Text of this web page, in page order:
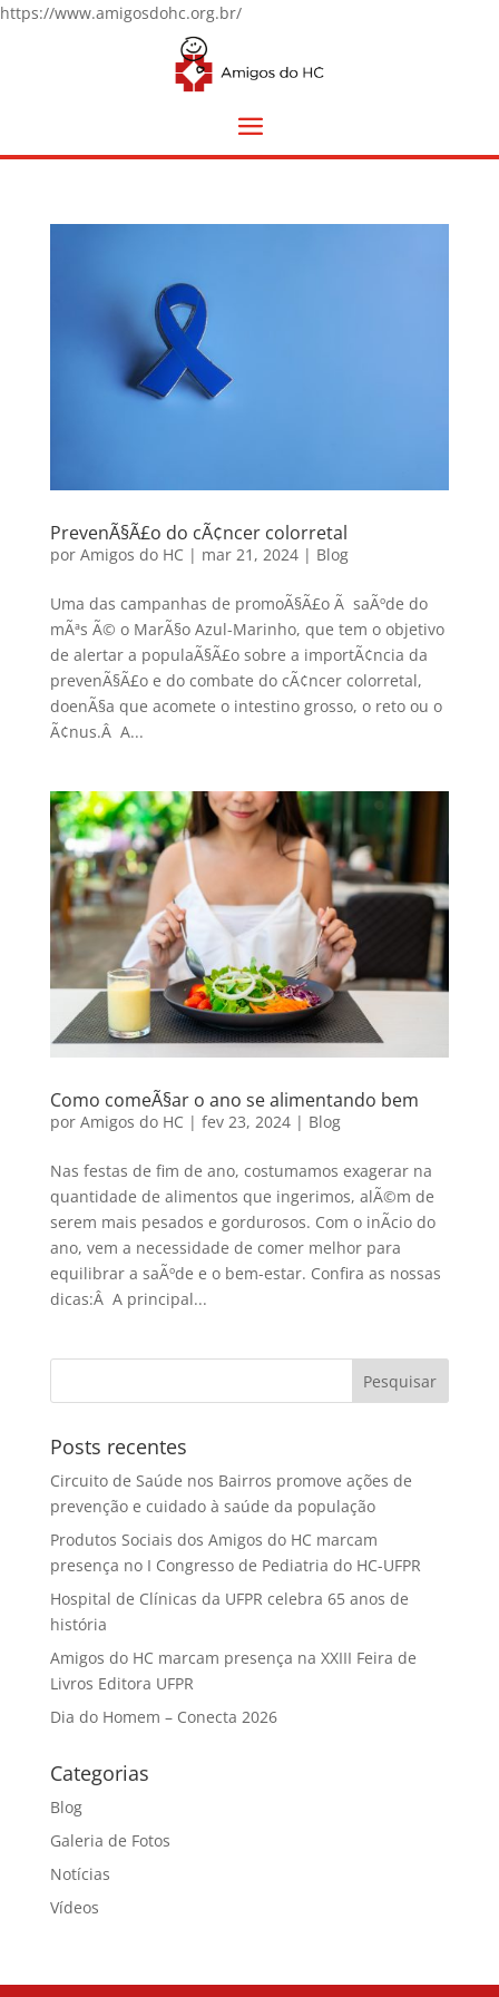
https://www.amigosdohc.org.br/
PrevenÃ§Ã£o do cÃ¢ncer colorretal
por Amigos do HC | mar 21, 2024| Blog
Uma das campanhas de promoÃ§Ã£o Ã saÃºde do
mÃªs Ã© o MarÃ§o Azul-Marinho, que tem o objetivo
de alertar a populaÃ§Ã£o sobre a importÃ¢ncia da
prevenÃ§Ã£o e do combate do cÃ¢ncer colorretal,
doenÃ§a que acomete o intestino grosso, o reto ou o
Ã¢nus.Â A...
Como comeÃ§ar o ano se alimentando bem
por Amigos do HC | fev 23, 2024| Blog
Nas festas de fim de ano, costumamos exagerar na
quantidade de alimentos que ingerimos, alÃ©m de
serem mais pesados e gordurosos. Com o inÃ­cio do
ano, vem a necessidade de comer melhor para
equilibrar a saÃºde e o bem-estar. Confira as nossas
dicas:Â A principal...
Posts recentes
Circuito de Saúde nos Bairros promove ações de
prevenção e cuidado à saúde da população
Produtos Sociais dos Amigos do HC marcam
presença no I Congresso de Pediatria do HC-UFPR
Hospital de Clínicas da UFPR celebra 65 anos de
história
Amigos do HC marcam presença na XXIII Feira de
Livros Editora UFPR
Dia do Homem – Conecta 2026
Categorias
Blog
Galeria de Fotos
Notícias
Vídeos